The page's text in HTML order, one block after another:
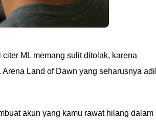
ML memang sulit ditolak, karena
Land of Dawn yang seharusnya adil
akun yang kamu rawat hilang dalam